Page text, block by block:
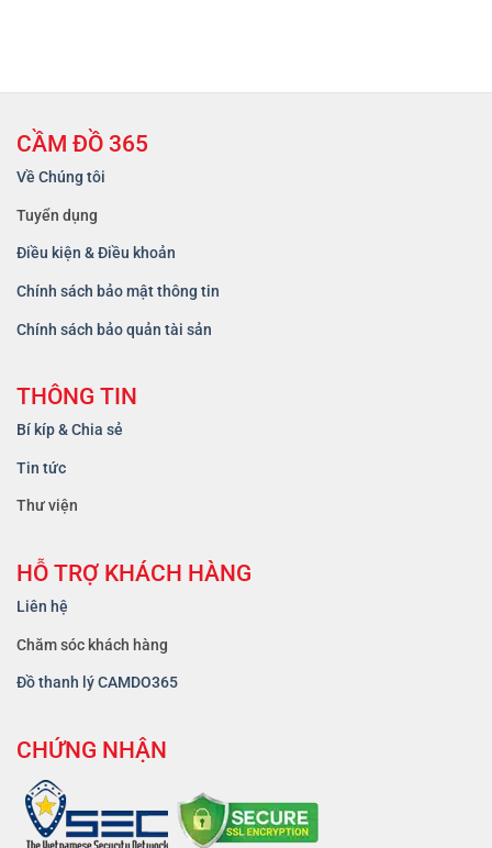
CẦM ĐỒ 365
Về Chúng tôi
Tuyển dụng
Điều kiện & Điều khoản
Chính sách bảo mật thông tin
Chính sách bảo quản tài sản
THÔNG TIN
Bí kíp & Chia sẻ
Tin tức
Thư viện
HỖ TRỢ KHÁCH HÀNG
Liên hệ
Chăm sóc khách hàng
Đồ thanh lý CAMDO365
CHỨNG NHẬN